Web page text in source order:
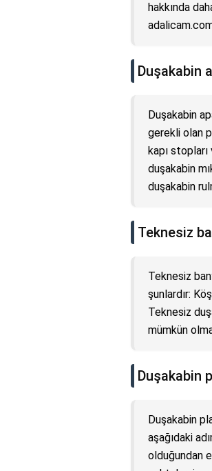
hakkında
Duşakabin
Duşakabin
gerekli olan
kapı
duşakabin
duşakabin
Teknesiz
Teknesiz
şunlardır:
Teknesiz
mümkün
Duşakabin
Duşakabin
aşağıdaki
olduğundan